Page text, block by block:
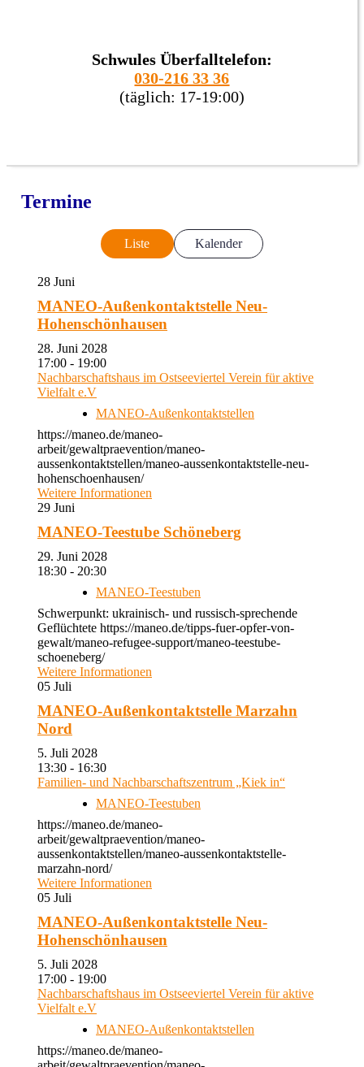
Schwules Überfalltelefon:
030-216 33 36
(täglich: 17-19:00)
Termine
Liste Kalender
28 Juni
MANEO-Außenkontaktstelle Neu-
Hohenschönhausen
28. Juni 2028
17:00 - 19:00
Nachbarschaftshaus im Ostseeviertel Verein für aktive
Vielfalt e.V
MANEO-Außenkontaktstellen
https://maneo.de/maneo-
arbeit/gewaltpraevention/maneo-
aussenkontaktstellen/maneo-aussenkontaktstelle-neu-
hohenschoenhausen/
Weitere Informationen
29 Juni
MANEO-Teestube Schöneberg
29. Juni 2028
18:30 - 20:30
MANEO-Teestuben
Schwerpunkt: ukrainisch- und russisch-sprechende
Geflüchtete https://maneo.de/tipps-fuer-opfer-von-
gewalt/maneo-refugee-support/maneo-teestube-
schoeneberg/
Weitere Informationen
05 Juli
MANEO-Außenkontaktstelle Marzahn
Nord
5. Juli 2028
13:30 - 16:30
Familien- und Nachbarschaftszentrum „Kiek in“
MANEO-Teestuben
https://maneo.de/maneo-
arbeit/gewaltpraevention/maneo-
aussenkontaktstellen/maneo-aussenkontaktstelle-
marzahn-nord/
Weitere Informationen
05 Juli
MANEO-Außenkontaktstelle Neu-
Hohenschönhausen
5. Juli 2028
17:00 - 19:00
Nachbarschaftshaus im Ostseeviertel Verein für aktive
Vielfalt e.V
MANEO-Außenkontaktstellen
https://maneo.de/maneo-